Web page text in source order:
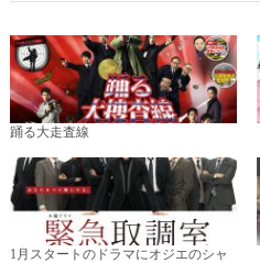
踊る大走査線
1月スタートのドラマにオジエのシャ